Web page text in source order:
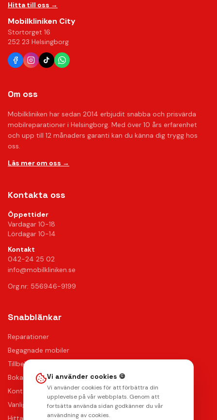
Hitta till oss →
Mobilkliniken City
Stortorget 16
252 23 Helsingborg
Om oss
Mobilkliniken har sedan 2014 erbjudit snabba och prisvärda
mobilreparationer i Helsingborg. Med över 10 års erfarenhet
och upp till 12 månaders garanti kan du känna dig trygg hos
oss.
Läs mer om oss →
Kontakta oss
Öppettider
Vardagar 10-18
Lördagar 10-14
Kontakt
042-24 25 02
info@mobilkliniken.se
Org.nr: 556946-9199
Snabblänkar
Reparationer
Begagnade mobiler
Tillbehör
Boka reparation
Kontakta oss
Vanliga frågor
Hitta oss
Vi använder cookies 🍪
Vi använder cookies för att förbättra din
upplevelse på vår webbplats. Genom att
fortsätta använda sidan godkänner du vår
användning av cookies.